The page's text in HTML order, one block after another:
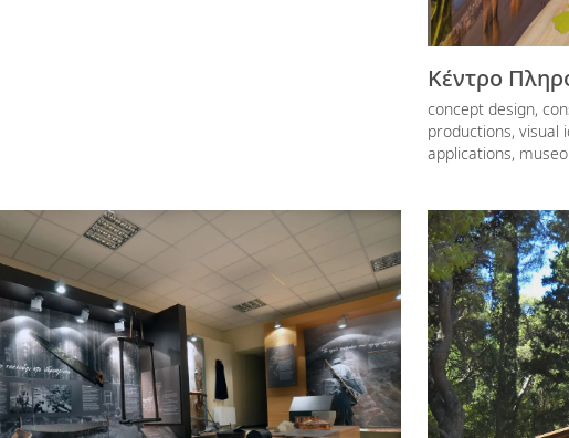
Κέντρο
concept design,
productions, visual
applications,